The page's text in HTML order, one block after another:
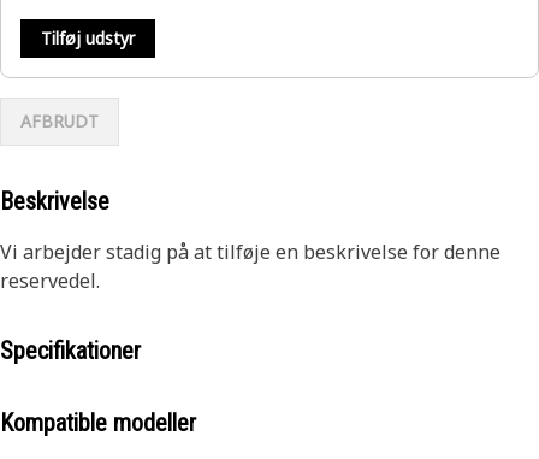
Tilføj udstyr
AFBRUDT
Beskrivelse
Vi arbejder stadig på at tilføje en beskrivelse for denne
reservedel.
Specifikationer
Kompatible modeller